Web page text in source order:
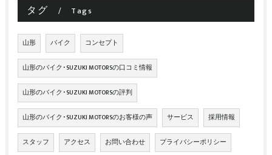
タグ Tags
山形 バイク コンセプト
山形のバイク･SUZUKI MOTORSの口コミ情報
山形のバイク･SUZUKI MOTORSの評判
山形のバイク･SUZUKI MOTORSのお客様の声 サービス 採用情報
スタッフ アクセス お問い合わせ プライバシーポリシー